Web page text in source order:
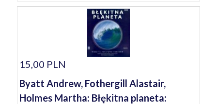
15,00 PLN
Byatt Andrew, Fothergill Alastair,
Holmes Martha: Błękitna planeta: